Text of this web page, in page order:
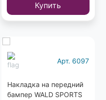
Купить
Арт. 6097
Накладка на передний
бампер WALD SPORTS